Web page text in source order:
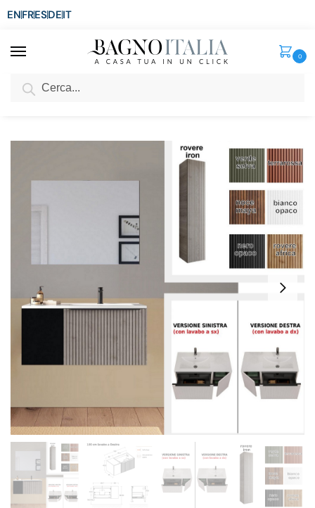
ENFRESDEIT
0
SCONTO del 3%